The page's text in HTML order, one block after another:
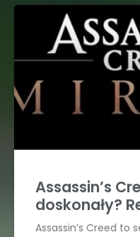
Assassin’s
doskonały?
Assassin’s Creed to